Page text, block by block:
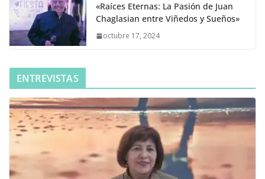
«Raíces Eternas: La Pasión de Juan
Chaglasian entre Viñedos y Sueños»
octubre 17, 2024
ENTREVISTAS